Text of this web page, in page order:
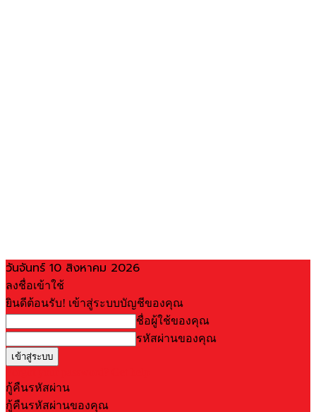
วันจันทร์ 10 สิงหาคม 2026
ลงชื่อเข้าใช้
ยินดีต้อนรับ! เข้าสู่ระบบบัญชีของคุณ
ชื่อผู้ใช้ของคุณ
รหัสผ่านของคุณ
กู้คืนรหัสผ่าน
กู้คืนรหัสผ่านของคุณ